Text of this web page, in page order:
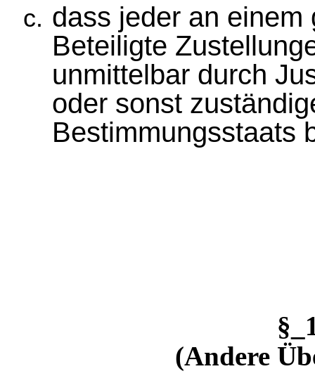
dass jeder an einem
Beteiligte
unmittelbar durch
oder sonst
Bestimmungsstaats
(Andere